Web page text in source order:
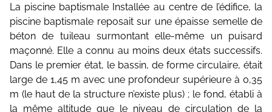
La piscine baptismale Installée au centre de l’édifice, la
piscine baptismale reposait sur une épaisse semelle de
béton de tuileau surmontant elle-même un puisard
maçonné. Elle a connu au moins deux états successifs.
Dans le premier état, le bassin, de forme circulaire, était
large de 1,45 m avec une profondeur supérieure à 0,35
m (le haut de la structure n’existe plus) ; le fond, établi à
la même altitude que le niveau de circulation de la